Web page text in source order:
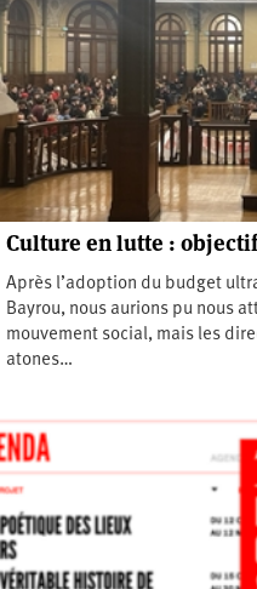
Culture en lutte :
Après l’adoption du budget
Bayrou, nous aurions pu nous
mouvement social, mais les
atones…